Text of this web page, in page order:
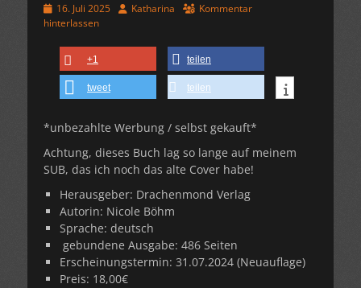
Veröffentlicht
am
16. Juli 2025 AutorKatharina
Kommentar
hinterlassen
+1 teilen
tweet teilen
*unbezahlte Werbung / selbst gekauft*
Achtung, dieses Buch lag so lange auf meinem
SUB, das ich noch das alte Cover habe!
Herausgeber: Drachenmond Verlag
Autorin: Nicole Böhm
Sprache: deutsch
gebundene Ausgabe: 486 Seiten
Erscheinungstermin: 31.07.2024 (Neuauflage)
Preis: 18,00€